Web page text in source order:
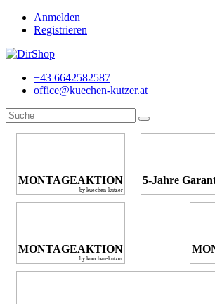
Anmelden
Registrieren
+43 6642582587
office@kuechen-kutzer.at
MONTAGEAKTION
by kuechen-kutzer
5-Jahre
MONTAGEAKTION
by kuechen-kutzer